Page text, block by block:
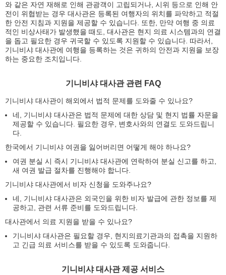
와 같은 자연 재해로 인해 관광객이 고립되거나, 시위 등으로 인해 안
전이 위협받는 경우 대사관은 등록된 여행자의 위치를 파악하고 적절
한 안전 지침과 지원을 제공할 수 있습니다. 또한, 만약 여행 중 의료
적인 비상사태가 발생했을 때도, 대사관은 현지 의료 시스템과의 연결
을 돕고 필요한 경우 귀국할 수 있도록 지원할 수 있습니다. 따라서,
기니비샤 대사관에 여행을 등록하는 것은 귀하의 안전과 지원을 보장
하는 중요한 조치입니다.
기니비샤 대사관 관련 FAQ
기니비샤 대사관이 해외에서 법적 문제를 도와줄 수 있나요?
네, 기니비샤 대사관은 법적 문제에 대한 상담 및 현지 법률 자문을
제공할 수 있습니다. 필요한 경우, 변호사와의 연결도 도와드립니
다.
한국에서 기니비샤 여권을 잃어버리면 어떻게 해야 하나요?
여권 분실 시 즉시 기니비샤 대사관에 연락하여 분실 신고를 하고,
새 여권 발급 절차를 진행해야 합니다.
기니비샤 대사관에서 비자 신청을 도와주나요?
네, 기니비샤 대사관은 외국인을 위한 비자 발급에 관한 정보를 제
공하고, 관련 서류 준비를 도와드립니다.
대사관에서 의료 지원을 받을 수 있나요?
기니비샤 대사관은 필요할 경우, 현지의료기관과의 접촉을 지원하
고 긴급 의료 서비스를 받을 수 있도록 도와줍니다.
기니비샤 대사관 제공 서비스